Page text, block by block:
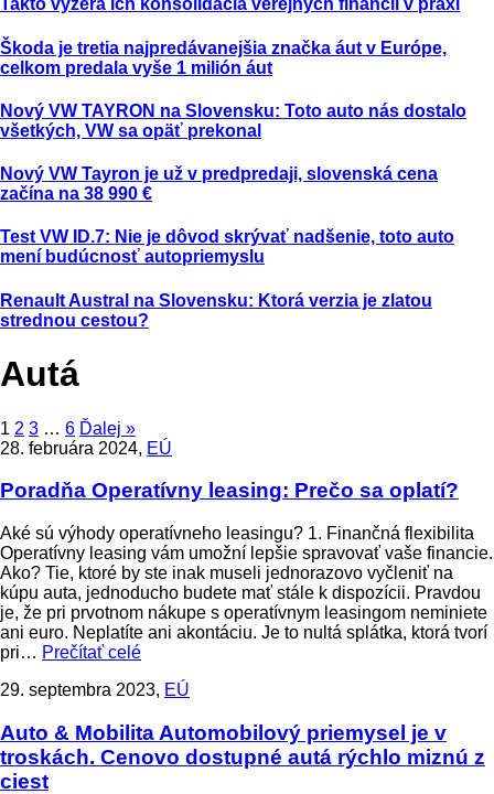
Takto vyzerá ich konsolidácia verejných financií v praxi
Škoda je tretia najpredávanejšia značka áut v Európe,
celkom predala vyše 1 milión áut
Nový VW TAYRON na Slovensku: Toto auto nás dostalo
všetkých, VW sa opäť prekonal
Nový VW Tayron je už v predpredaji, slovenská cena
začína na 38 990 €
Test VW ID.7: Nie je dôvod skrývať nadšenie, toto auto
mení budúcnosť autopriemyslu
Renault Austral na Slovensku: Ktorá verzia je zlatou
strednou cestou?
Autá
1 2 3 … 6 Ďalej »
28. februára 2024, EÚ
Poradňa Operatívny leasing: Prečo sa oplatí?
Aké sú výhody operatívneho leasingu? 1. Finančná flexibilita
Operatívny leasing vám umožní lepšie spravovať vaše financie.
Ako? Tie, ktoré by ste inak museli jednorazovo vyčleniť na
kúpu auta, jednoducho budete mať stále k dispozícii. Pravdou
je, že pri prvotnom nákupe s operatívnym leasingom neminiete
ani euro. Neplatíte ani akontáciu. Je to nultá splátka, ktorá tvorí
pri… Prečítať celé
29. septembra 2023, EÚ
Auto & Mobilita Automobilový priemysel je v
troskách. Cenovo dostupné autá rýchlo miznú z
ciest